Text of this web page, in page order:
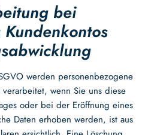
bei
werden personenbezogene
wenn Sie uns diese
oder bei der Eröffnung eines
Daten erhoben werden, ist aus